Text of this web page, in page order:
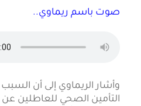
صوت باسم ريماوي..
وأشار الريماوي إلى أن
التأمين الصحي للعاطلين